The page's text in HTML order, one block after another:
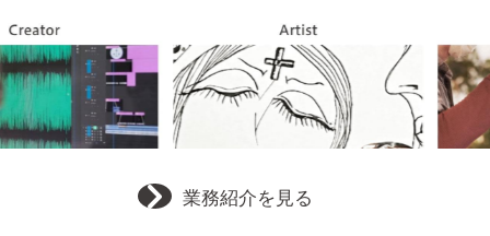
業務紹介を見る